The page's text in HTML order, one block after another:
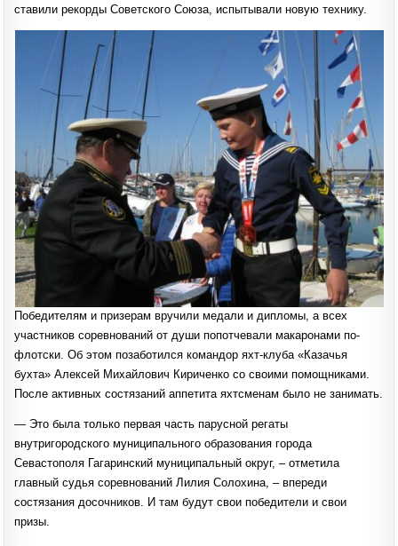
ставили рекорды Советского Союза, испытывали новую технику.
Победителям и призерам вручили медали и дипломы, а всех
участников соревнований от души попотчевали макаронами по-
флотски. Об этом позаботился командор яхт-клуба «Казачья
бухта» Алексей Михайлович Кириченко со своими помощниками.
После активных состязаний аппетита яхтсменам было не занимать.
— Это была только первая часть парусной регаты
внутригородского муниципального образования города
Севастополя Гагаринский муниципальный округ, – отметила
главный судья соревнований Лилия Солохина, – впереди
состязания досочников. И там будут свои победители и свои
призы.